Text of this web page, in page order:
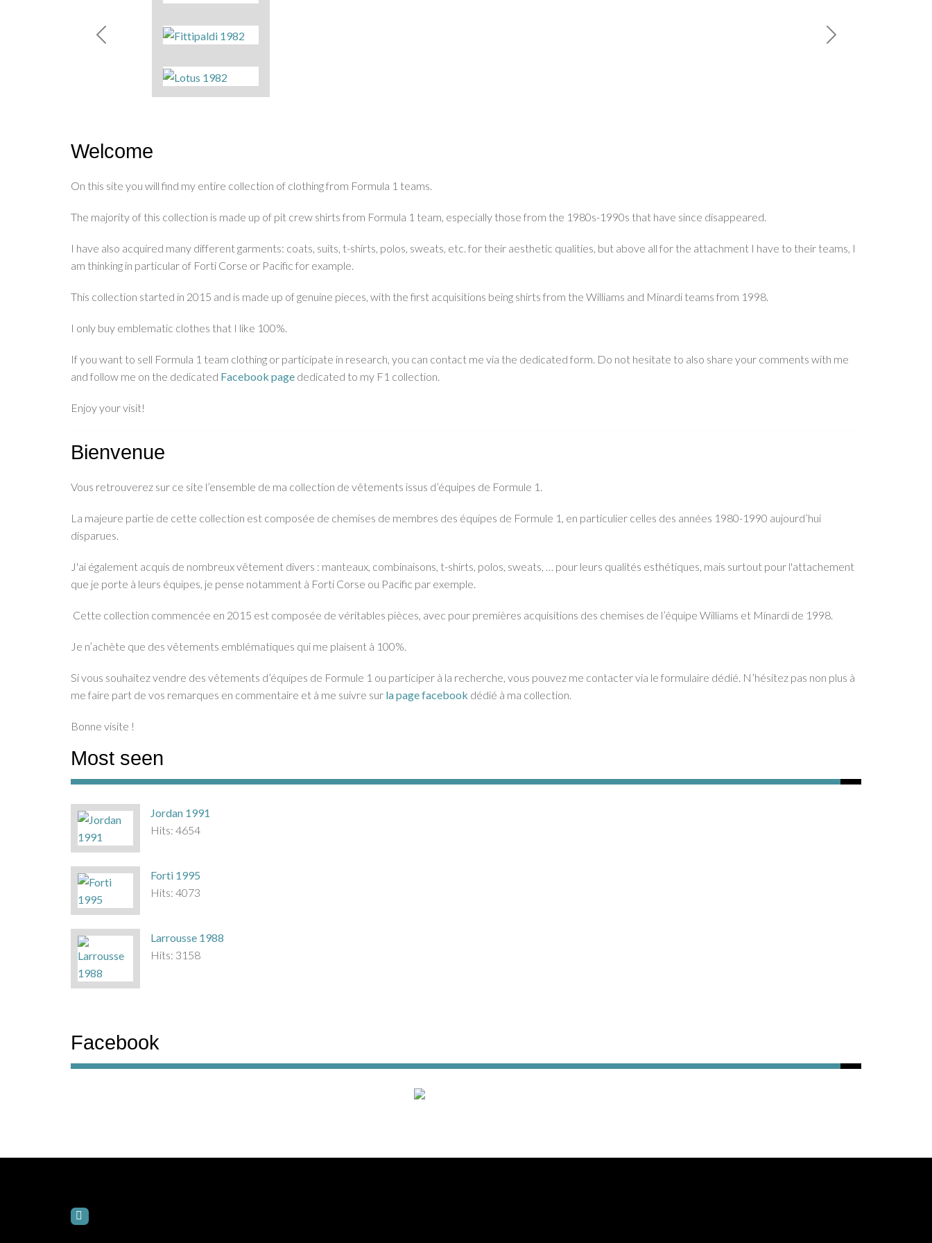
MOD_RSDIRECTORY_ENTRIES_CAROUSEL_PREV
Welcome
On this site you will find my entire collection of clothing from Formula 1 teams.
The majority of this collection is made up of pit crew shirts from Formula 1 team, especially those from the 1980s-1990s that have since disappeared.
I have also acquired many different garments: coats, suits, t-shirts, polos, sweats, etc. for their aesthetic qualities, but above all for the attachment I have to their teams, I
am thinking in particular of Forti Corse or Pacific for example.
This collection started in 2015 and is made up of genuine pieces, with the first acquisitions being shirts from the Williams and Minardi teams from 1998.
I only buy emblematic clothes that I like 100%.
If you want to sell Formula 1 team clothing or participate in research, you can contact me via the dedicated form. Do not hesitate to also share your comments with me
and follow me on the dedicated Facebook page dedicated to my F1 collection.
Enjoy your visit!
Bienvenue
Vous retrouverez sur ce site l’ensemble de ma collection de vêtements issus d’équipes de Formule 1.
La majeure partie de cette collection est composée de chemises de membres des équipes de Formule 1, en particulier celles des années 1980-1990 aujourd’hui
disparues.
J'ai également acquis de nombreux vêtement divers : manteaux, combinaisons, t-shirts, polos, sweats, … pour leurs qualités esthétiques, mais surtout pour l'attachement
que je porte à leurs équipes, je pense notamment à Forti Corse ou Pacific par exemple.
Cette collection commencée en 2015 est composée de véritables pièces, avec pour premières acquisitions des chemises de l’équipe Williams et Minardi de 1998.
Je n’achète que des vêtements emblématiques qui me plaisent à 100%.
Si vous souhaitez vendre des vêtements d’équipes de Formule 1 ou participer à la recherche, vous pouvez me contacter via le formulaire dédié. N’hésitez pas non plus à
me faire part de vos remarques en commentaire et à me suivre sur la page facebook dédié à ma collection.
Bonne visite !
Most seen
Jordan 1991
Hits: 4654
Forti 1995
Hits: 4073
Larrousse 1988
Hits: 3158
Facebook